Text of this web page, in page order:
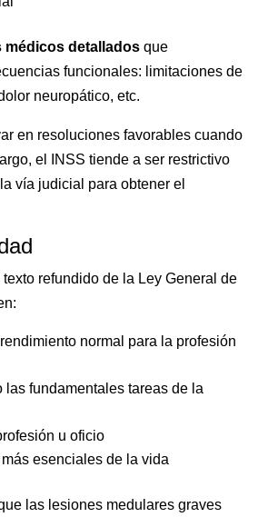
médicos detallados que
funcionales: limitaciones de
neuropático, etc.
en resoluciones favorables cuando
el INSS tiende a ser restrictivo
vía judicial para obtener el
refundido de la Ley General de
normal para la profesión
fundamentales tareas de la
u oficio
esenciales de la vida
las lesiones medulares graves